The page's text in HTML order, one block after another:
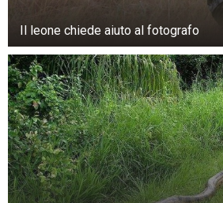
Il leone chiede aiuto al fotografo